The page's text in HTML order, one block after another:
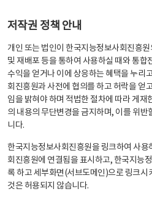
저작권 정책 안내
개인 또는 법인이 한국지능정보사회진흥
및 재배포 등을 통하여 사용하실 때와 통
수익을 얻거나 이에 상응하는 혜택을 누리
회진흥원과 사전에 협의를 하고 허락을 얻
임을 밝혀야 하며 적법한 절차에 따라 게재
의 내용의 무단변경을 금지하며, 이를 위반
니다.
한국지능정보사회진흥원을 링크하여 사
회진흥원에 연결됨을 표시하고, 한국지능
록 하고 세부화면(서브도메인)으로 링크시
것은 허용되지 않습니다.